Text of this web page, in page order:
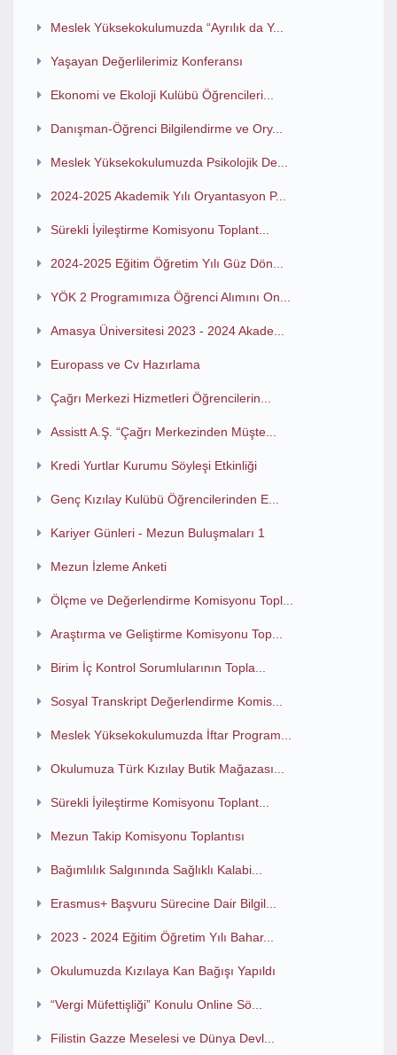
Meslek Yüksekokulumuzda “Ayrılık da Y...
Yaşayan Değerlilerimiz Konferansı
Ekonomi ve Ekoloji Kulübü Öğrencileri...
Danışman-Öğrenci Bilgilendirme ve Ory...
Meslek Yüksekokulumuzda Psikolojik De...
2024-2025 Akademik Yılı Oryantasyon P...
Sürekli İyileştirme Komisyonu Toplant...
2024-2025 Eğitim Öğretim Yılı Güz Dön...
YÖK 2 Programımıza Öğrenci Alımını On...
Amasya Üniversitesi 2023 - 2024 Akade...
Europass ve Cv Hazırlama
Çağrı Merkezi Hizmetleri Öğrencilerin...
Assistt A.Ş. “Çağrı Merkezinden Müşte...
Kredi Yurtlar Kurumu Söyleşi Etkinliği
Genç Kızılay Kulübü Öğrencilerinden E...
Kariyer Günleri - Mezun Buluşmaları 1
Mezun İzleme Anketi
Ölçme ve Değerlendirme Komisyonu Topl...
Araştırma ve Geliştirme Komisyonu Top...
Birim İç Kontrol Sorumlularının Topla...
Sosyal Transkript Değerlendirme Komis...
Meslek Yüksekokulumuzda İftar Program...
Okulumuza Türk Kızılay Butik Mağazası...
Sürekli İyileştirme Komisyonu Toplant...
Mezun Takip Komisyonu Toplantısı
Bağımlılık Salgınında Sağlıklı Kalabi...
Erasmus+ Başvuru Sürecine Dair Bilgil...
2023 - 2024 Eğitim Öğretim Yılı Bahar...
Okulumuzda Kızılaya Kan Bağışı Yapıldı
“Vergi Müfettişliği” Konulu Online Sö...
Filistin Gazze Meselesi ve Dünya Devl...